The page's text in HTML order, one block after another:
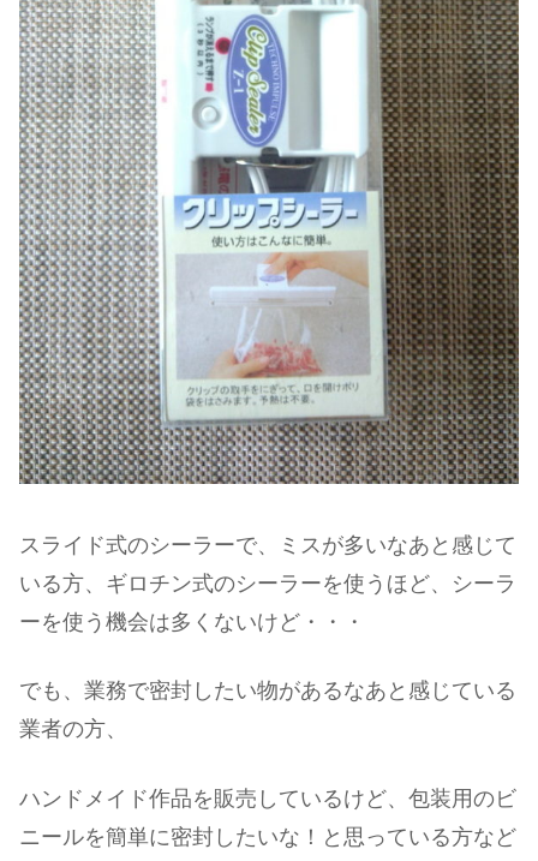
スライド式のシーラーで、ミスが多いなあと感じて
いる方、ギロチン式のシーラーを使うほど、シーラ
ーを使う機会は多くないけど・・・
でも、業務で密封したい物があるなあと感じている
業者の方、
ハンドメイド作品を販売しているけど、包装用のビ
ニールを簡単に密封したいな！と思っている方など